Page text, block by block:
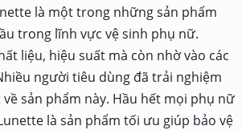
là một trong những sản phẩm
trong lĩnh vực vệ sinh phụ nữ.
liệu, hiệu suất mà còn nhờ vào các
người tiêu dùng đã trải nghiệm
sản phẩm này. Hầu hết mọi phụ nữ
là sản phẩm tối ưu giúp bảo vệ